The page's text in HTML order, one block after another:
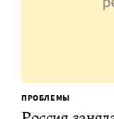
ПРОБЛЕМЫ